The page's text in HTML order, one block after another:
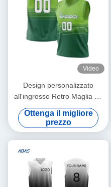
Video
Design personalizzato
all'ingrosso Retro Maglia da
basket a sublimazione
Canotte Completo Set
Canotta da basket da uomo
Ottenga il migliore
prezzo